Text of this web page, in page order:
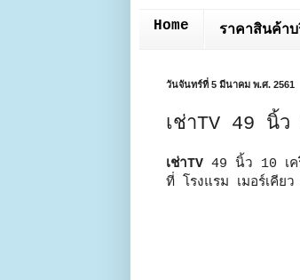
Home ราคาสินค้าบ
วันจันทร์ที่ 5 มีนาคม พ.ศ. 2561
เช่าTV 49 นิ้ว
เช่าTV 49 นิ้ว 10 เค
ที่ โรงแรม เมอร์เคีย